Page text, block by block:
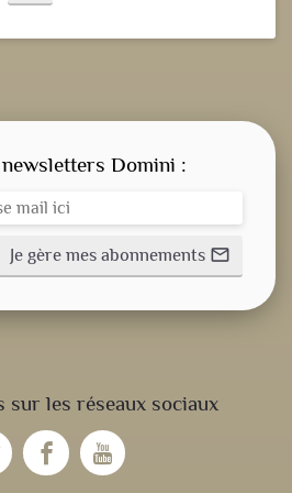
sur les réseaux sociaux
Domini :
Je gère mes abonnements mail_outline